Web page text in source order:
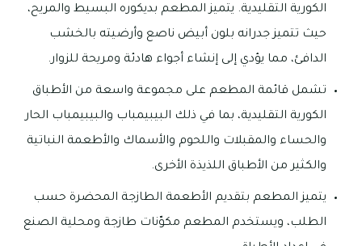
الكورية التقليدية. يتميز المطعم بديكوره البسيط والمريح،
حيث تتميز جدرانه بلون أبيض ناصع وأرضيته بالخشب
الدافئ، مما يؤدي إلى إنشاء أجواء هادئة ومريحة للزوار.
تشمل قائمة المطعم على مجموعة واسعة من الأطباق
الكورية التقليدية، بما في ذلك البيبيمباب والبيبيمباب الحار
والحساء والمقبلات واللحوم والأسماك والأطعمة النباتية
والكثير من الأطباق اللذيذة الأخرى.
يتميز المطعم بتقديم الأطعمة الطازجة المحضرة حسب
الطلب، ويستخدم المطعم مكوّنات طازجة ومحلية الصنع